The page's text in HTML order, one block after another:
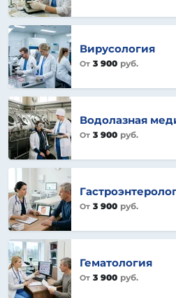
Вирусология
От 3 900 руб.
Водолазная
От 3 900 руб.
От 3 900 руб.
Гематология
От 3 900 руб.